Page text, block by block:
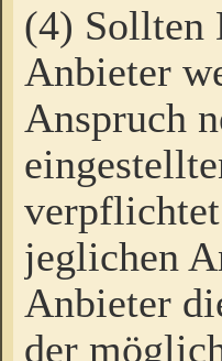
(4) Sollten
Anbieter
Anspruch
jeglichen
Anbieter
der